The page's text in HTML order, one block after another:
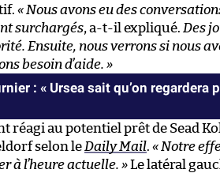
« Nous avons eu des
surchargés, a-t-il expliqué. Des
Ensuite, nous verrons si nous
besoin d’aide. »
: « Ursea sait qu’on
réagi au potentiel prêt de Sead
selon le Daily Mail. « Notre
à l’heure actuelle. »Le latéral